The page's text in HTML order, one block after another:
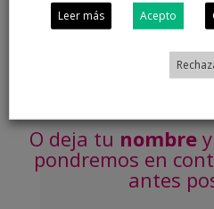
judiciales.
¿Necesitas
O deja tu nombre y
pondremos en
antes
Leer más Acepto